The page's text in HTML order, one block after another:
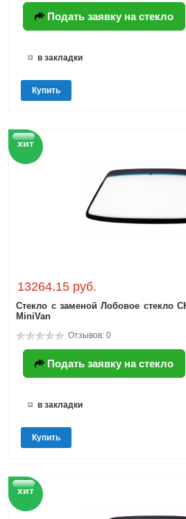
Подать заявку на стекло
в закладки
Купить
хит
13264.15 руб.
Стекло с заменой Лобовое стекло
MiniVan
Отзывов: 0
Подать заявку на стекло
в закладки
Купить
хит